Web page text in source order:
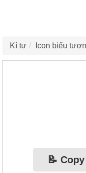
Kí tự Icon biểu
📝 Copy